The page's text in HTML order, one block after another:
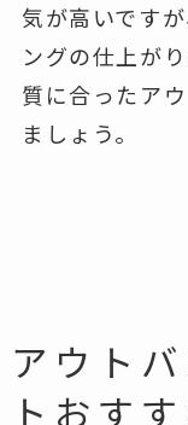
気が高いです
ングの仕上が
質に合ったア
ましょう。
アウト
トおす